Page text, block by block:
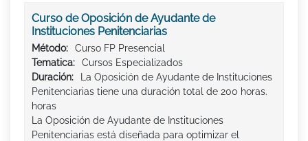
Curso de Oposición de Ayudante de
Instituciones Penitenciarias
Método:
Curso FP Presencial
Tematica:
Cursos Especializados
Duración:
La Oposición de Ayudante de Instituciones
Penitenciarias tiene una duración total de 200 horas.
horas
La Oposición de Ayudante de Instituciones
Penitenciarias está diseñada para optimizar el